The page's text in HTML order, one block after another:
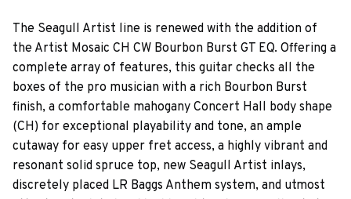
The Seagull Artist line is renewed with the addition of
the Artist Mosaic CH CW Bourbon Burst GT EQ. Offering a
complete array of features, this guitar checks all the
boxes of the pro musician with a rich Bourbon Burst
finish, a comfortable mahogany Concert Hall body shape
(CH) for exceptional playability and tone, an ample
cutaway for easy upper fret access, a highly vibrant and
resonant solid spruce top, new Seagull Artist inlays,
discretely placed LR Baggs Anthem system, and utmost